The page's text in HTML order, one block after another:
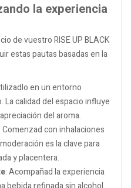
la experiencia
de vuestro RISE UP BLACK
estas pautas basadas en la
en un entorno
calidad del espacio influye
del aroma.
: Comenzad con inhalaciones
es la clave para
y placentera.
: Acompañad la experiencia